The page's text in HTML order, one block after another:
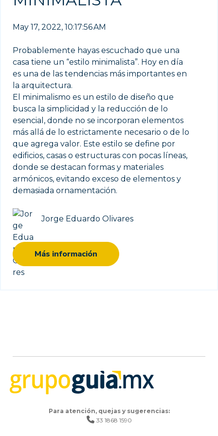
May 17, 2022, 10:17:56 AM
Probablemente hayas escuchado que una
casa tiene un “estilo minimalista”. Hoy en día
es una de las tendencias más importantes en
la arquitectura.
El minimalismo es un estilo de diseño que
busca la simplicidad y la reducción de lo
esencial, donde no se incorporan elementos
más allá de lo estrictamente necesario o de lo
que agrega valor. Este estilo se define por
edificios, casas o estructuras con pocas líneas,
donde se destacan formas y materiales
armónicos, evitando exceso de elementos y
demasiada ornamentación.
Jorge Eduardo Olivares
Más información
Para atención, quejas y sugerencias:
33 1868 1590